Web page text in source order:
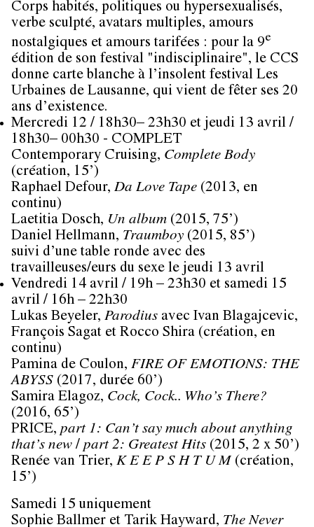
Corps habités, politiques ou hypersexualisés,
verbe sculpté, avatars multiples, amours
nostalgiques et amours tarifées : pour la 9e
édition de son festival "indisciplinaire", le CCS
donne carte blanche à l’insolent festival Les
Urbaines de Lausanne, qui vient de fêter ses 20
ans d’existence.
Mercredi 12 / 18h30– 23h30 et jeudi 13 avril /
18h30– 00h30 - COMPLET
Contemporary Cruising, Complete Body
(création, 15’)
Raphael Defour, Da Love Tape (2013, en
continu)
Laetitia Dosch, Un album (2015, 75’)
Daniel Hellmann, Traumboy (2015, 85’)
suivi d’une table ronde avec des
travailleuses/eurs du sexe le jeudi 13 avril
Vendredi 14 avril / 19h – 23h30 et samedi 15
avril / 16h – 22h30
Lukas Beyeler, Parodius avec Ivan Blagajcevic,
François Sagat et Rocco Shira (création, en
continu)
Pamina de Coulon, FIRE OF EMOTIONS: THE
ABYSS (2017, durée 60’)
Samira Elagoz, Cock, Cock.. Who’s There?
(2016, 65’)
PRICE,part 1: Can’t say much about anything
that’s new /part 2: Greatest Hits (2015, 2 x 50’)
Renée van Trier, K E E P S H T U M (création,
15’)
Samedi 15 uniquement
Sophie Ballmer et Tarik Hayward, The Never